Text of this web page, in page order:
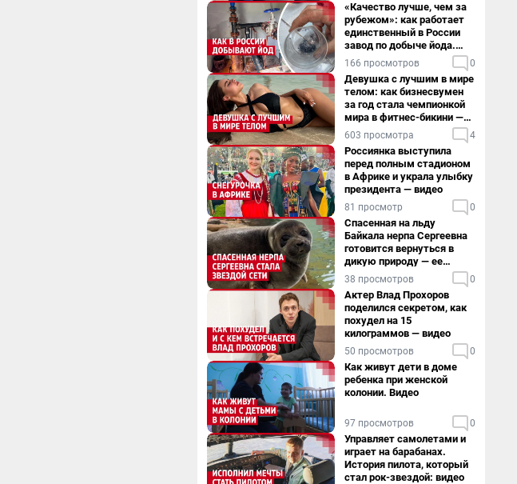
«Качество лучше, чем за
рубежом»: как работает
единственный в России
завод по добыче йода.
Видео
166 просмотров 0
Девушка с лучшим в мире
телом: как бизнесвумен
за год стала чемпионкой
мира в фитнес-бикини —
видео
603 просмотра 4
Россиянка выступила
перед полным стадионом
в Африке и украла улыбку
президента — видео
81 просмотр 0
Спасенная на льду
Байкала нерпа Сергеевна
готовится вернуться в
дикую природу — ее
видеоистория
38 просмотров 0
Актер Влад Прохоров
поделился секретом, как
похудел на 15
килограммов — видео
50 просмотров 0
Как живут дети в доме
ребенка при женской
колонии. Видео
97 просмотров 0
Управляет самолетами и
играет на барабанах.
История пилота, который
стал рок-звездой: видео